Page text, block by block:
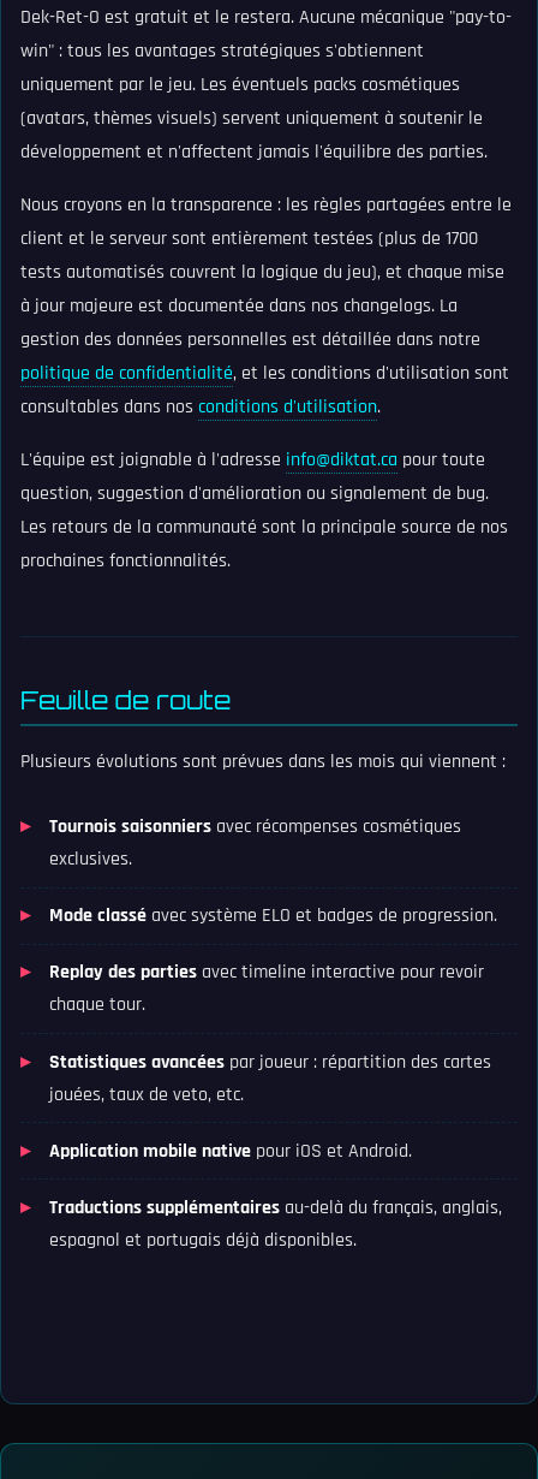
Dek-Ret-O est gratuit et le restera. Aucune mécanique "pay-to-
win" : tous les avantages stratégiques s'obtiennent
uniquement par le jeu. Les éventuels packs cosmétiques
(avatars, thèmes visuels) servent uniquement à soutenir le
développement et n'affectent jamais l'équilibre des parties.
Nous croyons en la transparence : les règles partagées entre le
client et le serveur sont entièrement testées (plus de 1700
tests automatisés couvrent la logique du jeu), et chaque mise
à jour majeure est documentée dans nos changelogs. La
gestion des données personnelles est détaillée dans notre
politique de confidentialité, et les conditions d'utilisation sont
consultables dans nos conditions d'utilisation.
L'équipe est joignable à l'adresse info@diktat.ca pour toute
question, suggestion d'amélioration ou signalement de bug.
Les retours de la communauté sont la principale source de nos
prochaines fonctionnalités.
Feuille de route
Plusieurs évolutions sont prévues dans les mois qui viennent :
Tournois saisonniers avec récompenses cosmétiques
exclusives.
Mode classé avec système ELO et badges de progression.
Replay des parties avec timeline interactive pour revoir
chaque tour.
Statistiques avancées par joueur : répartition des cartes
jouées, taux de veto, etc.
Application mobile native pour iOS et Android.
Traductions supplémentaires au-delà du français, anglais,
espagnol et portugais déjà disponibles.